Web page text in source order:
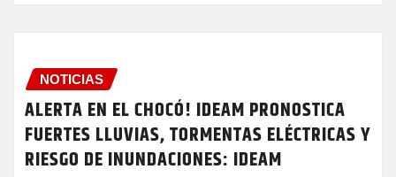
NOTICIAS
ALERTA EN EL CHOCÓ! IDEAM PRONOSTICA
FUERTES LLUVIAS, TORMENTAS ELÉCTRICAS Y
RIESGO DE INUNDACIONES: IDEAM